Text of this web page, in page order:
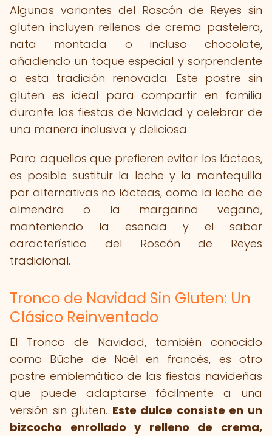
Algunas variantes del Roscón de Reyes sin
gluten incluyen rellenos de crema pastelera,
nata montada o incluso chocolate,
añadiendo un toque especial y sorprendente
a esta tradición renovada. Este postre sin
gluten es ideal para compartir en familia
durante las fiestas de Navidad y celebrar de
una manera inclusiva y deliciosa.
Para aquellos que prefieren evitar los lácteos,
es posible sustituir la leche y la mantequilla
por alternativas no lácteas, como la leche de
almendra o la margarina vegana,
manteniendo la esencia y el sabor
característico del Roscón de Reyes
tradicional.
Tronco de Navidad Sin Gluten: Un
Clásico Reinventado
El Tronco de Navidad, también conocido
como Bûche de Noël en francés, es otro
postre emblemático de las fiestas navideñas
que puede adaptarse fácilmente a una
versión sin gluten. Este dulce consiste en un
bizcocho enrollado y relleno de crema,